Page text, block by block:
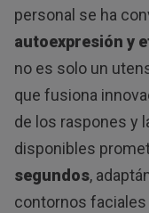
personal se ha
autoexpresión y
no es solo un
que fusiona
de los raspones y
disponibles
segundos,
contornos